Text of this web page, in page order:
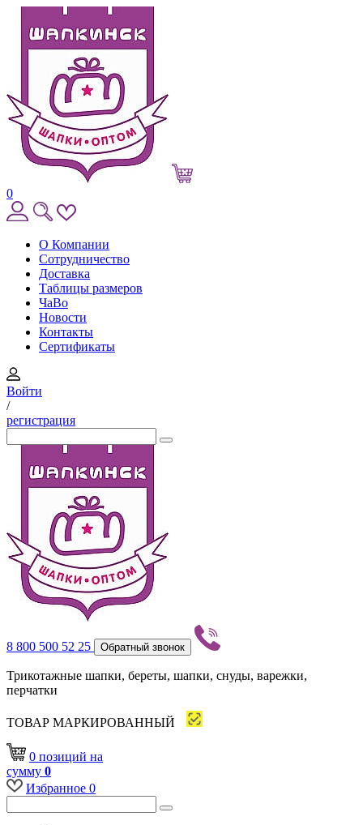
0
О Компании
Сотрудничество
Доставка
Таблицы размеров
ЧаВо
Новости
Контакты
Сертификаты
Войти
/
регистрация
8 800 500 52 25 Обратный звонок
Трикотажные шапки, береты, шапки, снуды, варежки,
перчатки
ТОВАР МАРКИРОВАННЫЙ
0 позиций на
сумму 0
Избранное 0